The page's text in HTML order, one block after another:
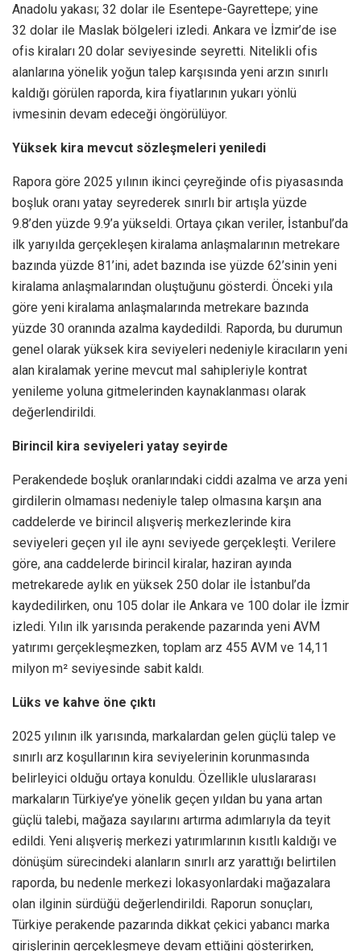
Anadolu yakası; 32 dolar ile Esentepe-Gayrettepe; yine
32 dolar ile Maslak bölgeleri izledi. Ankara ve İzmir’de ise
ofis kiraları 20 dolar seviyesinde seyretti. Nitelikli ofis
alanlarına yönelik yoğun talep karşısında yeni arzın sınırlı
kaldığı görülen raporda, kira fiyatlarının yukarı yönlü
ivmesinin devam edeceği öngörülüyor.
Yüksek kira mevcut sözleşmeleri yeniledi
Rapora göre 2025 yılının ikinci çeyreğinde ofis piyasasında
boşluk oranı yatay seyrederek sınırlı bir artışla yüzde
9.8’den yüzde 9.9’a yükseldi. Ortaya çıkan veriler, İstanbul’da
ilk yarıyılda gerçekleşen kiralama anlaşmalarının metrekare
bazında yüzde 81’ini, adet bazında ise yüzde 62’sinin yeni
kiralama anlaşmalarından oluştuğunu gösterdi. Önceki yıla
göre yeni kiralama anlaşmalarında metrekare bazında
yüzde 30 oranında azalma kaydedildi. Raporda, bu durumun
genel olarak yüksek kira seviyeleri nedeniyle kiracıların yeni
alan kiralamak yerine mevcut mal sahipleriyle kontrat
yenileme yoluna gitmelerinden kaynaklanması olarak
değerlendirildi.
Birincil kira seviyeleri yatay seyirde
Perakendede boşluk oranlarındaki ciddi azalma ve arza yeni
girdilerin olmaması nedeniyle talep olmasına karşın ana
caddelerde ve birincil alışveriş merkezlerinde kira
seviyeleri geçen yıl ile aynı seviyede gerçekleşti. Verilere
göre, ana caddelerde birincil kiralar, haziran ayında
metrekarede aylık en yüksek 250 dolar ile İstanbul’da
kaydedilirken, onu 105 dolar ile Ankara ve 100 dolar ile İzmir
izledi. Yılın ilk yarısında perakende pazarında yeni AVM
yatırımı gerçekleşmezken, toplam arz 455 AVM ve 14,11
milyon m² seviyesinde sabit kaldı.
Lüks ve kahve öne çıktı
2025 yılının ilk yarısında, markalardan gelen güçlü talep ve
sınırlı arz koşullarının kira seviyelerinin korunmasında
belirleyici olduğu ortaya konuldu. Özellikle uluslararası
markaların Türkiye’ye yönelik geçen yıldan bu yana artan
güçlü talebi, mağaza sayılarını artırma adımlarıyla da teyit
edildi. Yeni alışveriş merkezi yatırımlarının kısıtlı kaldığı ve
dönüşüm sürecindeki alanların sınırlı arz yarattığı belirtilen
raporda, bu nedenle merkezi lokasyonlardaki mağazalara
olan ilginin sürdüğü değerlendirildi. Raporun sonuçları,
Türkiye perakende pazarında dikkat çekici yabancı marka
girişlerinin gerçekleşmeye devam ettiğini gösterirken,